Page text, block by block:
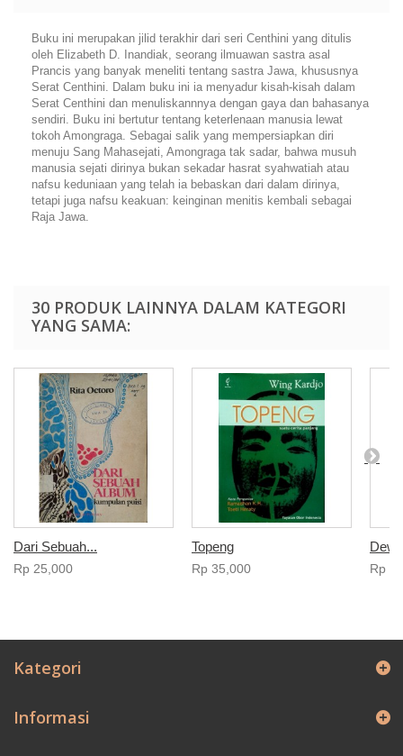
Buku ini merupakan jilid terakhir dari seri Centhini yang ditulis
oleh Elizabeth D. Inandiak, seorang ilmuawan sastra asal
Prancis yang banyak meneliti tentang sastra Jawa, khususnya
Serat Centhini. Dalam buku ini ia menyadur kisah-kisah dalam
Serat Centhini dan menuliskannnya dengan gaya dan bahasanya
sendiri. Buku ini bertutur tentang keterlenaan manusia lewat
tokoh Amongraga. Sebagai salik yang mempersiapkan diri
menuju Sang Mahasejati, Amongraga tak sadar, bahwa musuh
manusia sejati dirinya bukan sekadar hasrat syahwatiah atau
nafsu keduniaan yang telah ia bebaskan dari dalam dirinya,
tetapi juga nafsu keakuan: keinginan menitis kembali sebagai
Raja Jawa.
30 PRODUK LAINNYA DALAM KATEGORI
YANG SAMA:
Dari Sebuah...
Rp‎ 25,000
Topeng
Rp‎ 35,000
Dewi
Rp‎
Kategori
Informasi